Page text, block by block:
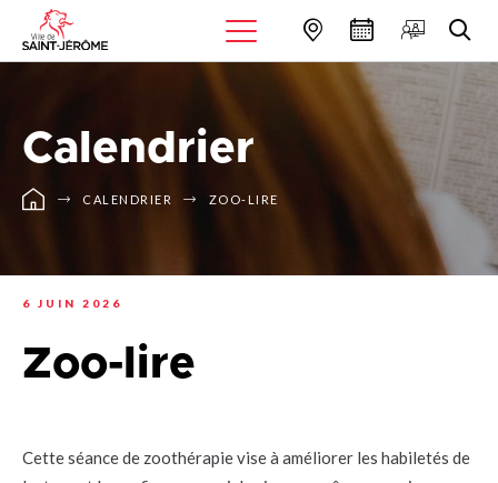
Calendrier
CALENDRIER ZOO-LIRE
6 JUIN 2026
Zoo-lire
Cette séance de zoothérapie vise à améliorer les habiletés de